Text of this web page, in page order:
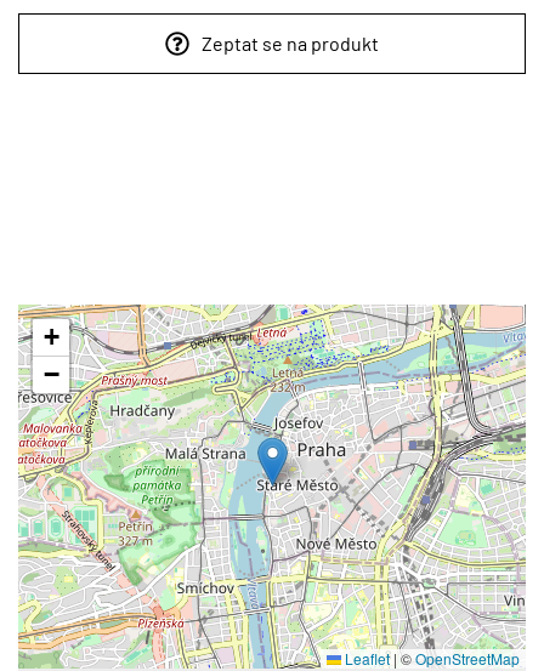
Zeptat se na produkt
+
−
Leaflet |©OpenStreetMap